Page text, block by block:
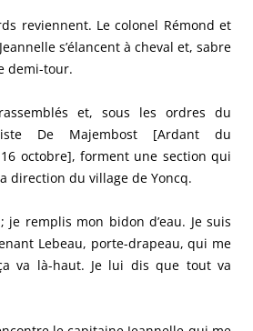
reviennent. Le colonel Rémond et
s’élancent à cheval et, sabre
demi-tour.
et, sous les ordres du
De Majembost [Ardant du
octobre], forment une section qui
direction du village de Yoncq.
je remplis mon bidon d’eau. Je suis
Lebeau, porte-drapeau, qui me
va là-haut. Je lui dis que tout va